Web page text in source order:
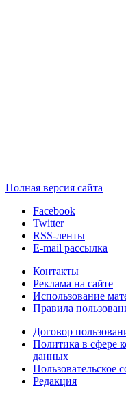
Полная версия сайта
Facebook
Twitter
RSS-ленты
E-mail рассылка
Контакты
Реклама на сайте
Использование
Правила
Договор
Политика в сфере
данных
Пользовательское
Редакция